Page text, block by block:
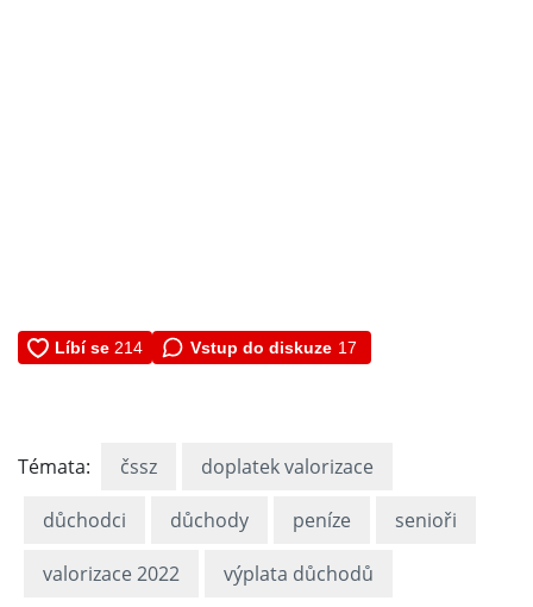
Vstup do diskuze 17
Témata: čssz doplatek valorizace
důchodci důchody peníze senioři
valorizace 2022 výplata důchodů